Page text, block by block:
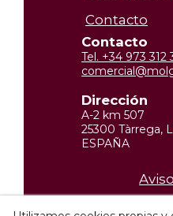
Contacto
Contacto
Tel. +34 973 312
Dirección
A-2 km 507
25300 Tàrrega,
ESPAÑA